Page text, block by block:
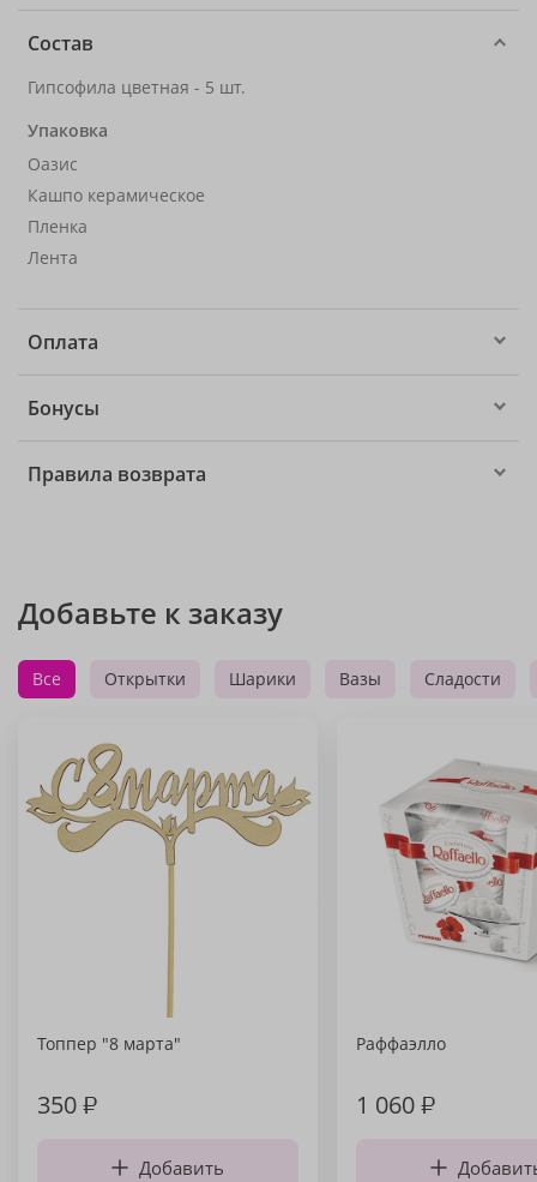
Состав
Гипсофила цветная - 5 шт.
Упаковка
Оазис
Кашпо керамическое
Пленка
Лента
Оплата
Бонусы
Правила возврата
Добавьте к заказу
Все Открытки Шарики Вазы Сладости
Топпер "8 марта"
350₽
Добавить
Раффаэлло
1 060₽